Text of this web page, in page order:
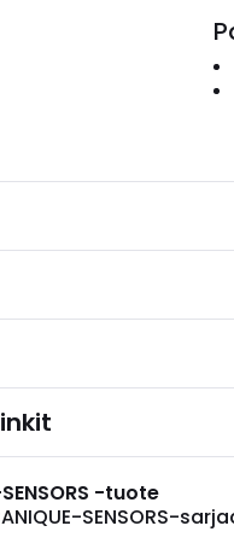
SENSORS -tuote
SENSORS-